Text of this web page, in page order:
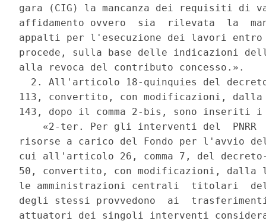
gara (CIG) la mancanza dei requisiti di
affidamento ovvero  sia  rilevata  la
appalti per l'esecuzione dei lavori
procede, sulla base delle indicazioni
alla revoca del contributo concesso.».
2. All'articolo 18-quinquies del
113, convertito, con modificazioni,
143, dopo il comma 2-bis, sono inseriti
«2-ter. Per gli interventi del  PNRR
risorse a carico del Fondo per l'avvio
cui all'articolo 26, comma 7, del
50, convertito, con modificazioni, dalla
le amministrazioni centrali  titolari
degli stessi provvedono  ai
attuatori dei singoli interventi